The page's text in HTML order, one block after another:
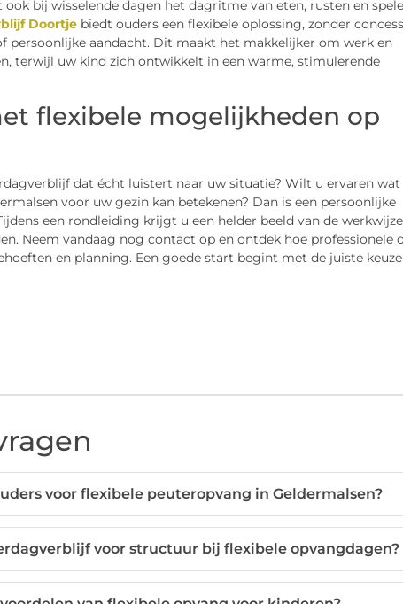
bij wisselende dagen het dagritme van eten, rusten en
Doortjebiedt ouders een flexibele oplossing, zonder
persoonlijke aandacht. Dit maakt het makkelijker om werk en
terwijl uw kind zich ontwikkelt in een warme, stimulerende
flexibele mogelijkheden op
dat écht luistert naar uw situatie? Wilt u ervaren wat
voor uw gezin kan betekenen? Dan is een persoonlijke
een rondleiding krijgt u een helder beeld van de
Neem vandaag nog contact op en ontdek hoe professionele
en planning. Een goede start begint met de juiste
voor flexibele peuteropvang in Geldermalsen?
voor structuur bij flexibele opvangdagen?